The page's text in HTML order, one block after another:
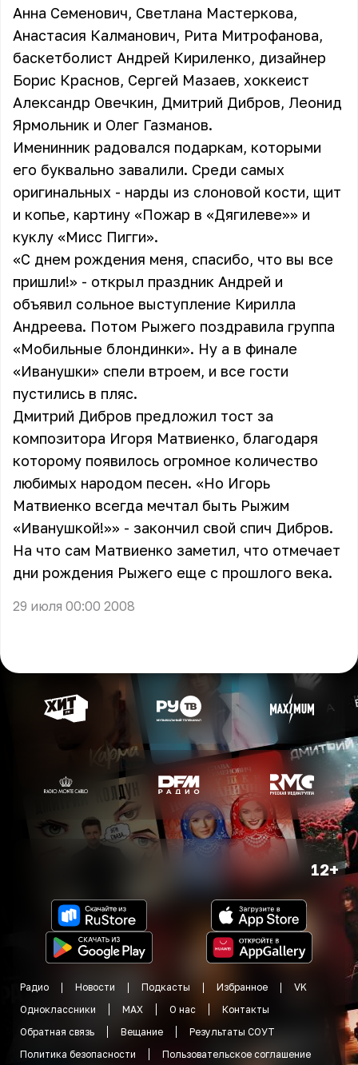
Анна Семенович, Светлана Мастеркова,
Анастасия Калманович, Рита Митрофанова,
баскетболист Андрей Кириленко, дизайнер
Борис Краснов, Сергей Мазаев, хоккеист
Александр Овечкин, Дмитрий Дибров, Леонид
Ярмольник и Олег Газманов.
Именинник радовался подаркам, которыми
его буквально завалили. Среди самых
оригинальных - нарды из слоновой кости, щит
и копье, картину «Пожар в «Дягилеве»» и
куклу «Мисс Пигги».
«С днем рождения меня, спасибо, что вы все
пришли!» - открыл праздник Андрей и
объявил сольное выступление Кирилла
Андреева. Потом Рыжего поздравила группа
«Мобильные блондинки». Ну а в финале
«Иванушки» спели втроем, и все гости
пустились в пляс.
Дмитрий Дибров предложил тост за
композитора Игоря Матвиенко, благодаря
которому появилось огромное количество
любимых народом песен. «Но Игорь
Матвиенко всегда мечтал быть Рыжим
«Иванушкой!»» - закончил свой спич Дибров.
На что сам Матвиенко заметил, что отмечает
дни рождения Рыжего еще с прошлого века.
29 июля 00:00 2008
12+
Радио Новости Подкасты Избранное
VK
Одноклассники
MAX О нас
Контакты
Обратная связь
Вещание
Результаты СОУТ
Политика безопасности
Пользовательское соглашение